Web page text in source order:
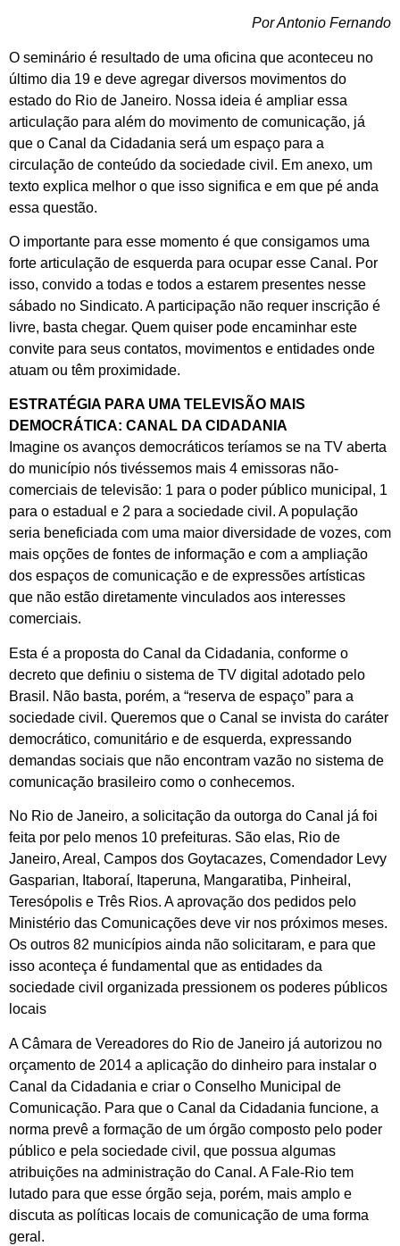
Por Antonio Fernando
O seminário é resultado de uma oficina que aconteceu no
último dia 19 e deve agregar diversos movimentos do
estado do Rio de Janeiro. Nossa ideia é ampliar essa
articulação para além do movimento de comunicação, já
que o Canal da Cidadania será um espaço para a
circulação de conteúdo da sociedade civil. Em anexo, um
texto explica melhor o que isso significa e em que pé anda
essa questão.
O importante para esse momento é que consigamos uma
forte articulação de esquerda para ocupar esse Canal. Por
isso, convido a todas e todos a estarem presentes nesse
sábado no Sindicato. A participação não requer inscrição é
livre, basta chegar. Quem quiser pode encaminhar este
convite para seus contatos, movimentos e entidades onde
atuam ou têm proximidade.
ESTRATÉGIA PARA UMA TELEVISÃO MAIS
DEMOCRÁTICA: CANAL DA CIDADANIA
Imagine os avanços democráticos teríamos se na TV aberta
do município nós tivéssemos mais 4 emissoras não-
comerciais de televisão: 1 para o poder público municipal, 1
para o estadual e 2 para a sociedade civil. A população
seria beneficiada com uma maior diversidade de vozes, com
mais opções de fontes de informação e com a ampliação
dos espaços de comunicação e de expressões artísticas
que não estão diretamente vinculados aos interesses
comerciais.
Esta é a proposta do Canal da Cidadania, conforme o
decreto que definiu o sistema de TV digital adotado pelo
Brasil. Não basta, porém, a “reserva de espaço” para a
sociedade civil. Queremos que o Canal se invista do caráter
democrático, comunitário e de esquerda, expressando
demandas sociais que não encontram vazão no sistema de
comunicação brasileiro como o conhecemos.
No Rio de Janeiro, a solicitação da outorga do Canal já foi
feita por pelo menos 10 prefeituras. São elas, Rio de
Janeiro, Areal, Campos dos Goytacazes, Comendador Levy
Gasparian, Itaboraí, Itaperuna, Mangaratiba, Pinheiral,
Teresópolis e Três Rios. A aprovação dos pedidos pelo
Ministério das Comunicações deve vir nos próximos meses.
Os outros 82 municípios ainda não solicitaram, e para que
isso aconteça é fundamental que as entidades da
sociedade civil organizada pressionem os poderes públicos
locais
A Câmara de Vereadores do Rio de Janeiro já autorizou no
orçamento de 2014 a aplicação do dinheiro para instalar o
Canal da Cidadania e criar o Conselho Municipal de
Comunicação. Para que o Canal da Cidadania funcione, a
norma prevê a formação de um órgão composto pelo poder
público e pela sociedade civil, que possua algumas
atribuições na administração do Canal. A Fale-Rio tem
lutado para que esse órgão seja, porém, mais amplo e
discuta as políticas locais de comunicação de uma forma
geral.